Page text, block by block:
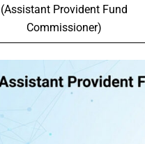
(Assistant Provident Fund
Commissioner)